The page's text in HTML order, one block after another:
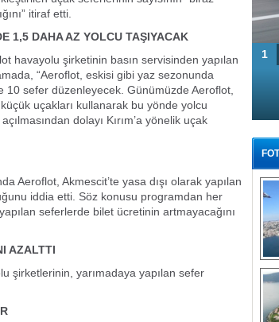
itiraf etti.
1,5 DAHA AZ YOLCU TAŞIYACAK
havayolu şirketinin basın servisinden yapılan
“Aeroflot, eskisi gibi yaz sezonunda
10 sefer düzenleyecek. Günümüzde Aeroflot,
uçakları kullanarak bu yönde yolcu
dolayı Kırım’a yönelik uçak
Aeroflot, Akmescit’te yasa dışı olarak yapılan
iddia etti. Söz konusu programdan her
seferlerde bilet ücretinin artmayacağını
AZALTTI
şirketlerinin, yarımadaya yapılan sefer
1